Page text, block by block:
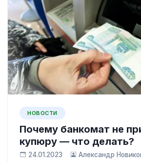
НОВОСТИ
Почему банкомат не
купюру — что делать?
24.01.2023 Александр